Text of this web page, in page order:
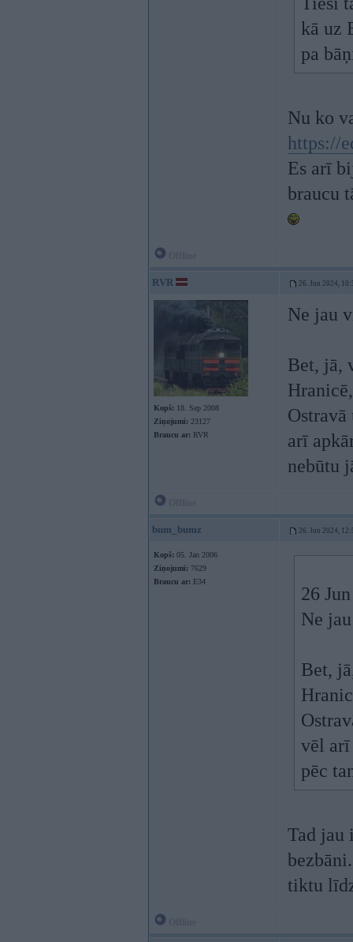
kā uz
pa
Nu ko
https://
Es arī
braucu
RVR 26. Jun 2024,
Kopš: 18. Sep 2008
Ziņojumi: 23127
Braucu ar: RVR
Ne jau
Bet, jā,
arī
nebūtu
bum_bumz 26. Jun 2024,
Kopš: 05. Jan 2006
Ziņojumi: 7629
Braucu ar: E34
26
Ne
Bet,
vēl arī
pēc
Tad jau
tiktu